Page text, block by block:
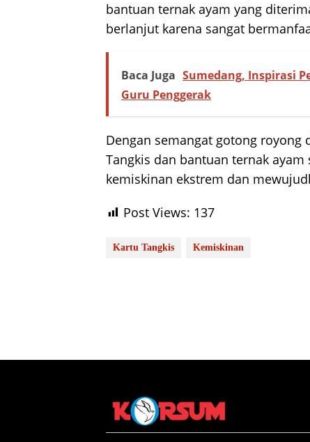
bantuan ternak ayam yang
berlanjut karena sangat
Baca Juga Sumedang, Inspirasi
Guru Penggerak
Dengan semangat gotong royong
Tangkis dan bantuan ternak
kemiskinan ekstrem dan
Post Views: 137
Kartu Tangkis Kemiskinan